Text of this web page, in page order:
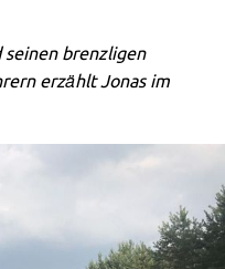
seinen brenzligen
erzählt Jonas im